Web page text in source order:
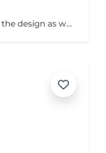
Prices vary depending on the complexity of the design as well as the área to be tattoed.